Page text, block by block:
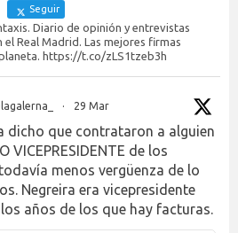
Seguir
Diario de opinión y entrevistas
el Real Madrid. Las mejores firmas
https://t.co/zLS1tzeb3h
· 29 Mar
dicho que contrataron a alguien
VICEPRESIDENTE de los
menos vergüenza de lo
Negreira era vicepresidente
los años de los que hay facturas.